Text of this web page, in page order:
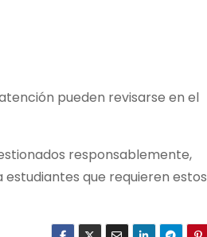
pueden revisarse en el
responsablemente,
que requieren estos